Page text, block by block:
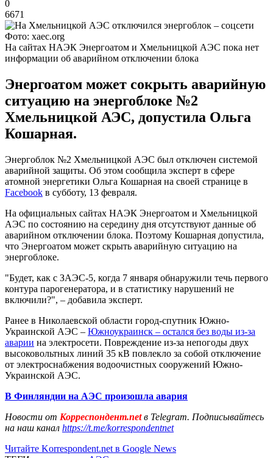
0
6671
Фото: xaec.org
На сайтах НАЭК Энергоатом и Хмельницкой АЭС пока нет
информации об аварийном отключении блока
Энергоатом может сокрыть аварийную
ситуацию на энергоблоке №2
Хмельницкой АЭС, допустила Ольга
Кошарная.
Энергоблок №2 Хмельницкой АЭС был отключен системой
аварийной защиты. Об этом сообщила эксперт в сфере
атомной энергетики Ольга Кошарная на своей странице в
Facebook в субботу, 13 февраля.
На официальных сайтах НАЭК Энергоатом и Хмельницкой
АЭС по состоянию на середину дня отсутствуют данные об
аварийном отключении блока. Поэтому Кошарная допустила,
что Энергоатом может скрыть аварийную ситуацию на
энергоблоке.
"Будет, как с ЗАЭС-5, когда 7 января обнаружили течь первого
контура парогенератора, и в статистику нарушений не
включили?", – добавила эксперт.
Ранее в Николаевской области город-спутник Южно-
Украинской АЭС – Южноукраинск – остался без воды из-за
аварии на электросети. Повреждение из-за непогоды двух
высоковольтных линий 35 кВ повлекло за собой отключение
от электроснабжения водоочистных сооружений Южно-
Украинской АЭС.
В Финляндии на АЭС произошла авария
Новости от Корреспондент.netв Telegram. Подписывайтесь
на наш канал https://t.me/korrespondentnet
Читайте Korrespondent.net в Google News